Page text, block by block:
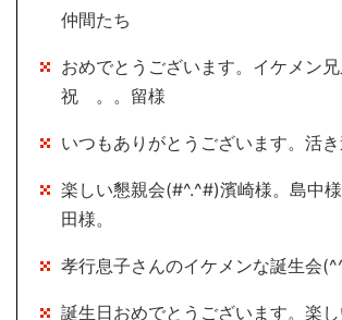
仲間たち
おめでとうございます。イケメン
祝 。。留様
いつもありがとうございます。活
楽しい懇親会(#^.^#)濱崎様。島中
田様。
孝行息子さんのイケメンな誕生会
誕生日おめでとうございます。楽